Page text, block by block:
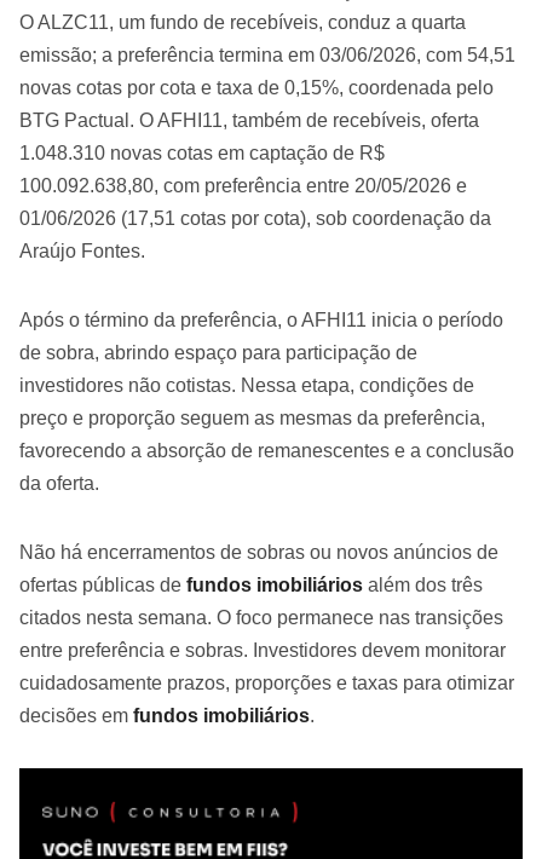
O ALZC11, um fundo de recebíveis, conduz a quarta
emissão; a preferência termina em 03/06/2026, com 54,51
novas cotas por cota e taxa de 0,15%, coordenada pelo
BTG Pactual. O AFHI11, também de recebíveis, oferta
1.048.310 novas cotas em captação de R$
100.092.638,80, com preferência entre 20/05/2026 e
01/06/2026 (17,51 cotas por cota), sob coordenação da
Araújo Fontes.
Após o término da preferência, o AFHI11 inicia o período
de sobra, abrindo espaço para participação de
investidores não cotistas. Nessa etapa, condições de
preço e proporção seguem as mesmas da preferência,
favorecendo a absorção de remanescentes e a conclusão
da oferta.
Não há encerramentos de sobras ou novos anúncios de
ofertas públicas de fundos imobiliários além dos três
citados nesta semana. O foco permanece nas transições
entre preferência e sobras. Investidores devem monitorar
cuidadosamente prazos, proporções e taxas para otimizar
decisões em fundos imobiliários.